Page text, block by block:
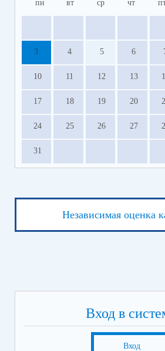
пн вт ср чт
3 4 5 6
10 11 12 13
17 18 19 20
24 25 26 27
31
Независимая оценка
Вход в
Вход